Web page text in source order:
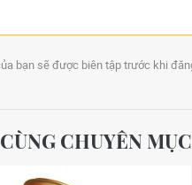
bạn sẽ được biên tập trước khi
CÙNG CHUYÊN MỤC